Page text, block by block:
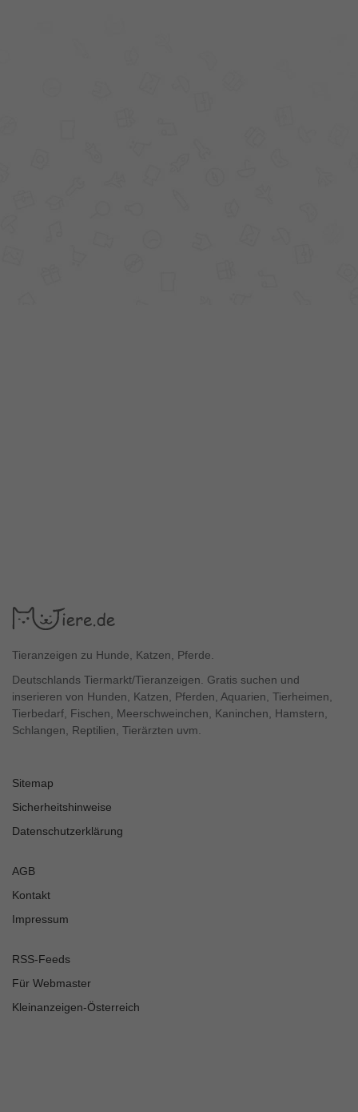
Tieranzeigen zu Hunde, Katzen, Pferde.
Deutschlands Tiermarkt/Tieranzeigen. Gratis suchen und
inserieren von Hunden, Katzen, Pferden, Aquarien, Tierheimen,
Tierbedarf, Fischen, Meerschweinchen, Kaninchen, Hamstern,
Schlangen, Reptilien, Tierärzten uvm.
Sitemap
Sicherheitshinweise
Datenschutzerklärung
AGB
Kontakt
Impressum
RSS-Feeds
Für Webmaster
Kleinanzeigen-Österreich